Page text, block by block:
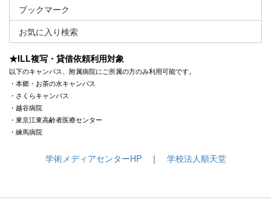
ブックマーク
お気に入り検索
★ILL複写・貸借依頼利用対象
以下のキャンパス、附属病院にご所属の方のみ利用可能です。
・本郷・お茶の水キャンパス
・さくらキャンパス
・越谷病院
・東京江東高齢者医療センター
・練馬病院
学術メディアセンターHP｜ 学校法人順天堂